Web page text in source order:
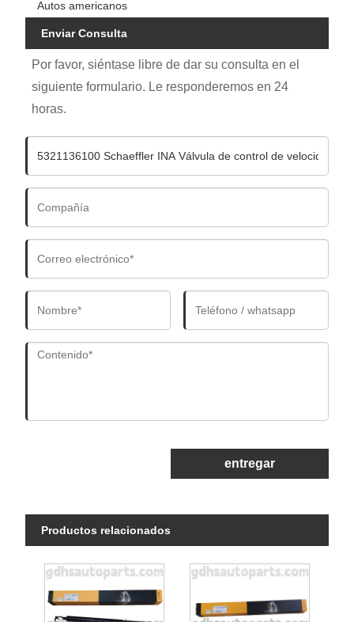
Autos americanos
Enviar Consulta
Por favor, siéntase libre de dar su consulta en el
siguiente formulario. Le responderemos en 24
horas.
entregar
Productos relacionados